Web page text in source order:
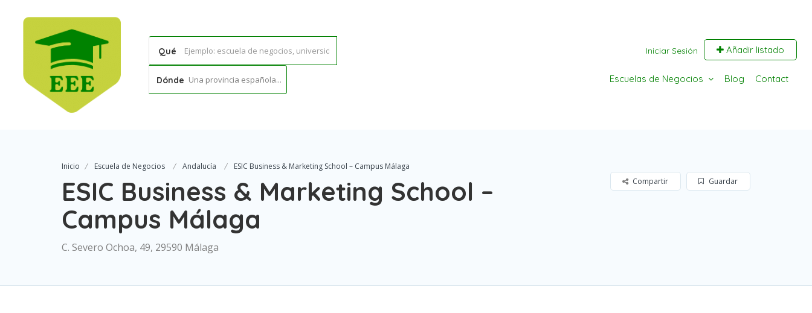
Qué
Dónde Una provincia española...
Iniciar Sesión Añadir listado
Escuelas de Negocios Blog Contact
Inicio Escuela de Negocios Andalucía ESIC Business & Marketing School – Campus Málaga
ESIC Business & Marketing School –
Campus Málaga
C. Severo Ochoa, 49, 29590 Málaga
Guardar
Compartir